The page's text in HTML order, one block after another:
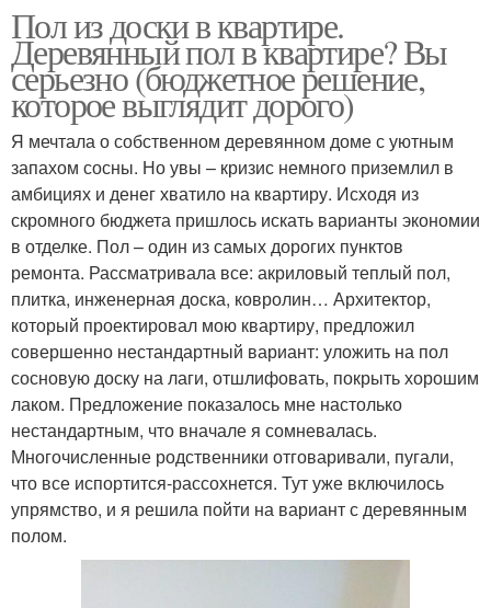
Пол из доски в квартире.
Деревянный пол в квартире? Вы
серьезно (бюджетное решение,
которое выглядит дорого)
Я мечтала о собственном деревянном доме с уютным
запахом сосны. Но увы – кризис немного приземлил в
амбициях и денег хватило на квартиру. Исходя из
скромного бюджета пришлось искать варианты экономии
в отделке. Пол – один из самых дорогих пунктов
ремонта. Рассматривала все: акриловый теплый пол,
плитка, инженерная доска, ковролин… Архитектор,
который проектировал мою квартиру, предложил
совершенно нестандартный вариант: уложить на пол
сосновую доску на лаги, отшлифовать, покрыть хорошим
лаком. Предложение показалось мне настолько
нестандартным, что вначале я сомневалась.
Многочисленные родственники отговаривали, пугали,
что все испортится-рассохнется. Тут уже включилось
упрямство, и я решила пойти на вариант с деревянным
полом.